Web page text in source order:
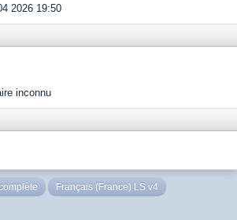
2026 19:50
inconnu
Français (France) LS v4